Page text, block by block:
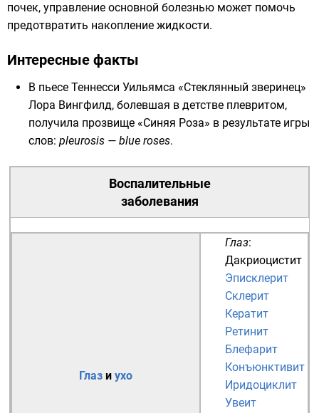
почек, управление основной болезнью может помочь
предотвратить накопление жидкости.
Интересные факты
В пьесе Теннесси Уильямса «Стеклянный зверинец»
Лора Вингфилд, болевшая в детстве плевритом,
получила прозвище «Синяя Роза» в результате игры
слов: pleurosis — blue roses.
Воспалительные
заболевания
Глаз и ухо
Глаз:
Дакриоцистит
Эписклерит
Склерит
Кератит
Ретинит
Блефарит
Конъюнктивит
Иридоциклит
Увеит